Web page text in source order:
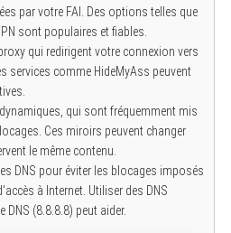
par votre FAI. Des options telles que
sont populaires et fiables.
qui redirigent votre connexion vers
services comme HideMyAss peuvent
qui sont fréquemment mis
Ces miroirs peuvent changer
le même contenu.
DNS pour éviter les blocages imposés
à Internet. Utiliser des DNS
(8.8.8.8) peut aider.